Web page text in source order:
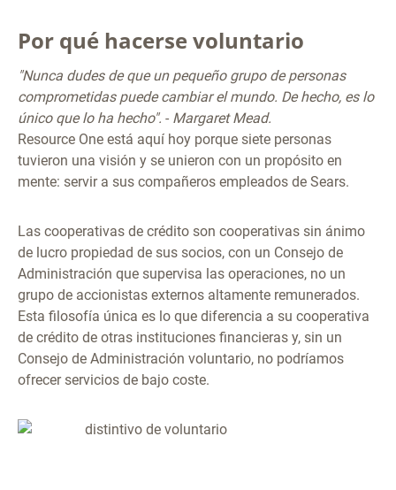
Por qué hacerse voluntario
"Nunca dudes de que un pequeño grupo de personas
comprometidas puede cambiar el mundo. De hecho, es lo
único que lo ha hecho". - Margaret Mead.
Resource One está aquí hoy porque siete personas
tuvieron una visión y se unieron con un propósito en
mente: servir a sus compañeros empleados de Sears.
Las cooperativas de crédito son cooperativas sin ánimo
de lucro propiedad de sus socios, con un Consejo de
Administración que supervisa las operaciones, no un
grupo de accionistas externos altamente remunerados.
Esta filosofía única es lo que diferencia a su cooperativa
de crédito de otras instituciones financieras y, sin un
Consejo de Administración voluntario, no podríamos
ofrecer servicios de bajo coste.